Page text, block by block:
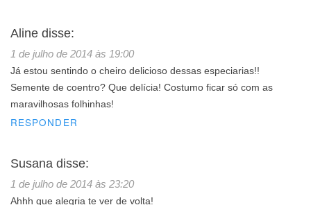
Aline disse:
1 de julho de 2014 às 19:00
Já estou sentindo o cheiro delicioso dessas especiarias!!
Semente de coentro? Que delícia! Costumo ficar só com as
maravilhosas folhinhas!
RESPONDER
Susana disse:
1 de julho de 2014 às 23:20
Ahhh que alegria te ver de volta!